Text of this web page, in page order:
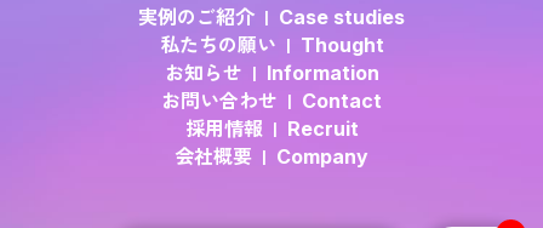
実例のご紹介 Case studies
私たちの願い Thought
お知らせ Information
お問い合わせ Contact
採用情報 Recruit
会社概要 Company